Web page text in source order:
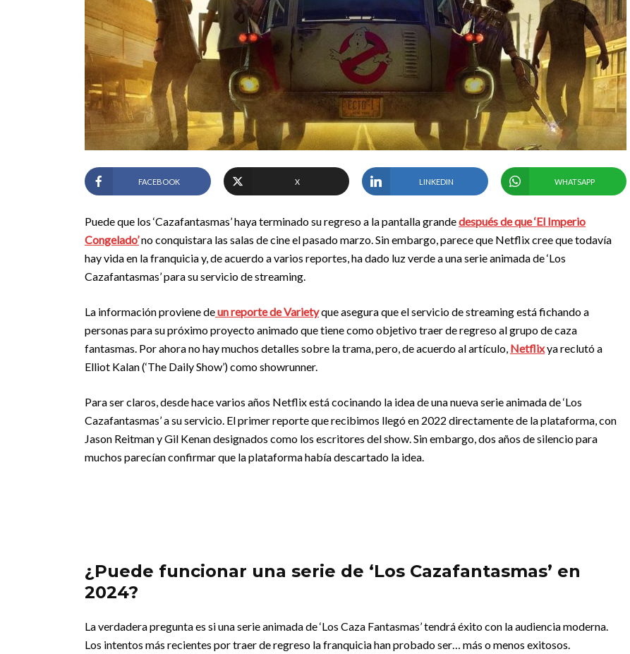
FACEBOOK X LINKEDIN WHATSAPP
Puede que los ‘Cazafantasmas’ haya terminado su regreso a la pantalla grandedespués de que ‘El Imperio
Congelado’no conquistara las salas de cine el pasado marzo. Sin embargo, parece que Netflix cree que todavía
hay vida en la franquicia y, de acuerdo a varios reportes, ha dado luz verde a una serie animada de ‘Los
Cazafantasmas’ para su servicio de streaming.
La información proviene deun reporte de Varietyque asegura que el servicio de streaming está fichando a
personas para su próximo proyecto animado que tiene como objetivo traer de regreso al grupo de caza
fantasmas. Por ahora no hay muchos detalles sobre la trama, pero, de acuerdo al artículo, Netflixya reclutó a
Elliot Kalan (‘The Daily Show’) como showrunner.
Para ser claros, desde hace varios años Netflix está cocinando la idea de una nueva serie animada de ‘Los
Cazafantasmas’ a su servicio. El primer reporte que recibimos llegó en 2022 directamente de la plataforma, con
Jason Reitman y Gil Kenan designados como los escritores del show. Sin embargo, dos años de silencio para
muchos parecían confirmar que la plataforma había descartado la idea.
¿Puede funcionar una serie de ‘Los Cazafantasmas’ en
2024?
La verdadera pregunta es si una serie animada de ‘Los Caza Fantasmas’ tendrá éxito con la audiencia moderna.
Los intentos más recientes por traer de regreso la franquicia han probado ser… más o menos exitosos.